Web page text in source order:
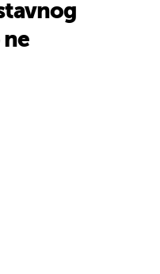
ne